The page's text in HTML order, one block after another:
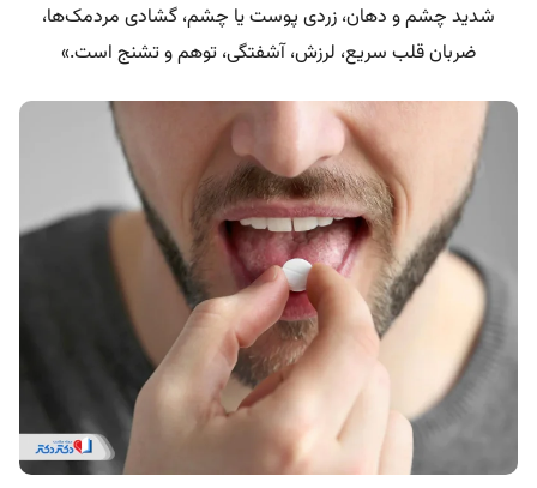
شدید چشم و دهان، زردی پوست یا چشم، گشادی مردمک‌ها،
ضربان قلب سریع، لرزش، آشفتگی، توهم و تشنج است.»